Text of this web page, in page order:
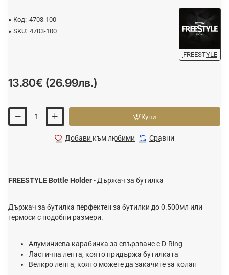
Код: 4703-100
SKU: 4703-100
FREESTYLE
13.80€ (26.99лв.)
Купи
Добави към любими Сравни
FREESTYLE Bottle Holder- Държач за бутилка
Държач за бутилка перфектен за бутилки до 0.500мл или
термоси с подобни размери.
Алуминиева карабинка за свързване с D-Ring
Ластична лента, която придържа бутилката
Велкро лента, която можете да закачите за колан